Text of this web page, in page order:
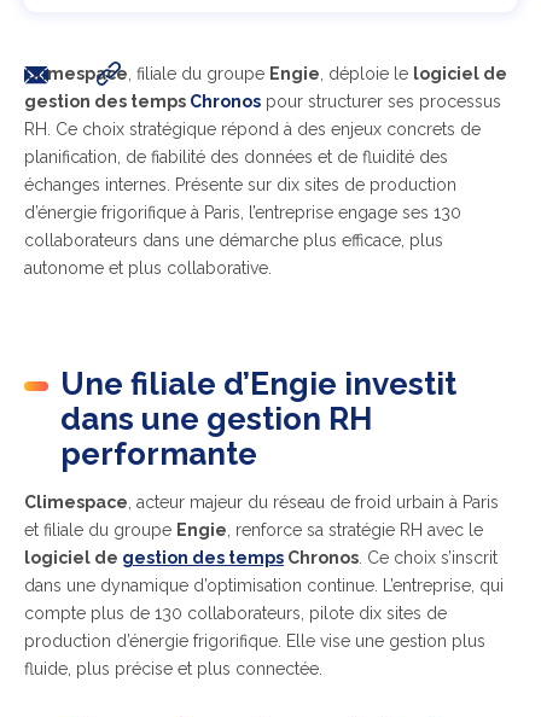
Climespace , filiale du groupe Engie , déploie le logiciel de
gestion des temps Chronos pour structurer ses processus
RH. Ce choix stratégique répond à des enjeux concrets de
planification, de fiabilité des données et de fluidité des
échanges internes. Présente sur dix sites de production
d’énergie frigorifique à Paris, l’entreprise engage ses 130
collaborateurs dans une démarche plus efficace, plus
autonome et plus collaborative.
Une filiale d’Engie investit
dans une gestion RH
performante
Climespace , acteur majeur du réseau de froid urbain à Paris
et filiale du groupe Engie , renforce sa stratégie RH avec le
logiciel de gestion des temps Chronos . Ce choix s’inscrit
dans une dynamique d’optimisation continue. L’entreprise, qui
compte plus de 130 collaborateurs, pilote dix sites de
production d’énergie frigorifique. Elle vise une gestion plus
fluide, plus précise et plus connectée.